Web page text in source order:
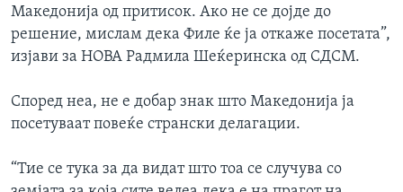
Македонија од притисок. Ако не се дојде до
решение, мислам дека Филе ќе ја откаже посетата”,
изјави за НОВА Радмила Шеќеринска од СДСМ.
Според неа, не е добар знак што Македонија ја
посетуваат повеќе странски делагации.
“Тие се тука за да видат што тоа се случува со